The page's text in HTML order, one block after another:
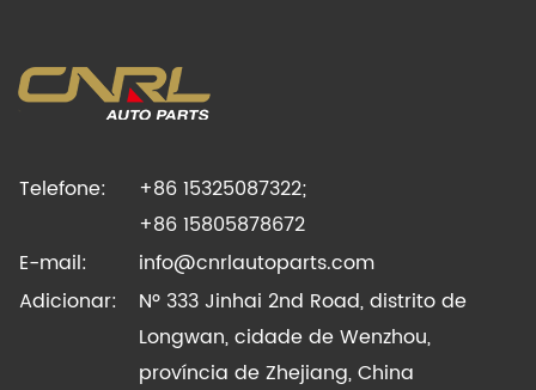
Telefone:
+86 15325087322;
+86 15805878672
E-mail:
info@cnrlautoparts.com
Adicionar:
Nº 333 Jinhai 2nd Road, distrito de
Longwan, cidade de Wenzhou,
província de Zhejiang, China